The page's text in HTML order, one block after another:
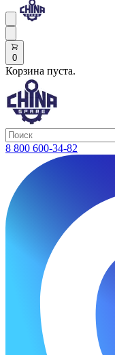
0
Корзина пуста.
8 800 600-34-82